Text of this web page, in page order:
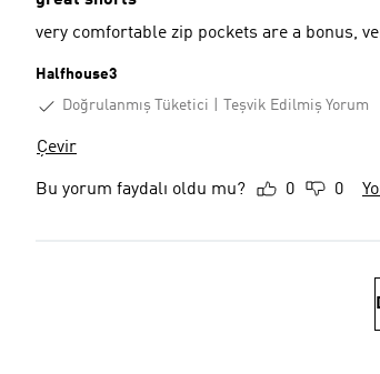
very comfortable zip pockets are a bonus,
Halfhouse3
Doğrulanmış Tüketici
Teşvik Edilmiş Yorum
Çevir
Bu yorum faydalı oldu mu? 0 0